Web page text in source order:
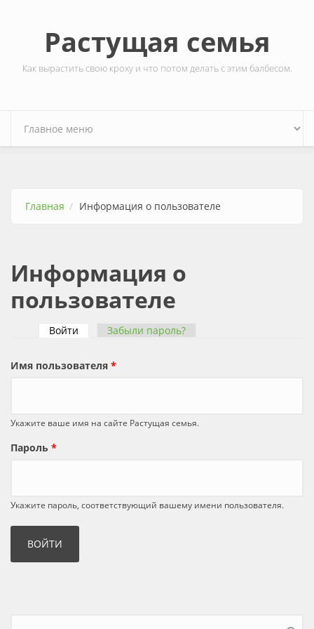
Растущая семья
Как вырастить свою кроху и что потом делать с этим балбесом.
Главная Информация о пользователе
Информация о
пользователе
Войти (активная вкладка)
Забыли пароль?
Имя пользователя *
Укажите ваше имя на сайте Растущая семья.
Пароль *
Укажите пароль, соответствующий вашему имени пользователя.